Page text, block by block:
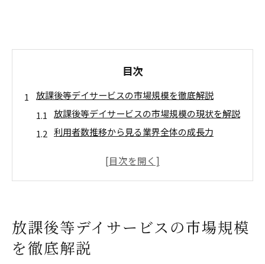
目次
放課後等デイサービスの市場規模を徹底解説
放課後等デイサービスの市場規模の現状を解説
利用者数推移から見る業界全体の成長力
放課後等デイサービスの市場規模比較と将来展
統計データで読み解く業界の拡大要因
利用者数の急増が示す業界の現在地
利用者数推移と放課後等デイサービスの現状分
放課後等デイサービスの市場規模
を徹底解説